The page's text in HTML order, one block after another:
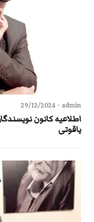
admin -
29/12/2024
اطلاعیه کانون
یاقوتی